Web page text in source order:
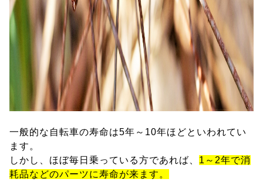
一般的な自転車の寿命は5年～10年ほどといわれてい
ます。
しかし、ほぼ毎日乗っている方であれば、 1～2年で消
耗品などのパーツに寿命が来ます。